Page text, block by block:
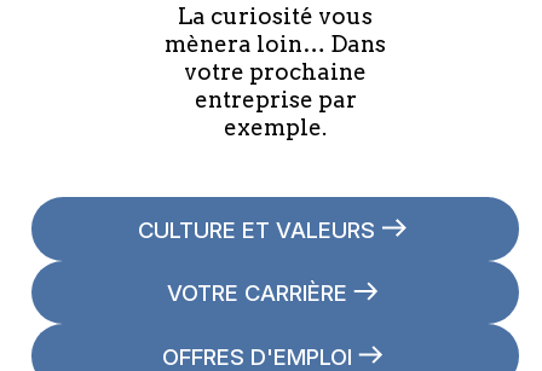
La curiosité vous
mènera loin… Dans
votre prochaine
entreprise par
exemple.
CULTURE ET VALEURS
VOTRE CARRIÈRE
OFFRES D'EMPLOI